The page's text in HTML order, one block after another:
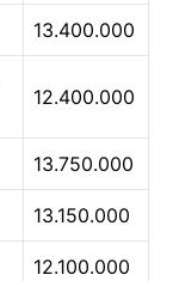
13.400.000
12.400.000
13.750.000
13.150.000
12.100.000